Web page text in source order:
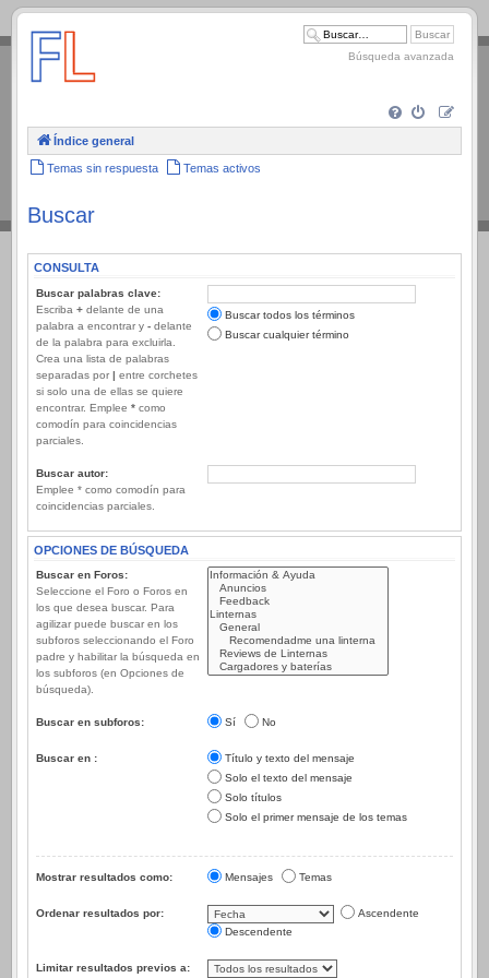
.
Búsqueda avanzada
Índice general
Temas sin respuesta Temas activos
Buscar
CONSULTA
Buscar palabras clave:
Escriba + delante de una
palabra a encontrar y - delante
de la palabra para excluirla.
Crea una lista de palabras
separadas por | entre corchetes
si solo una de ellas se quiere
encontrar. Emplee * como
comodín para coincidencias
parciales.
Buscar todos los términos
Buscar cualquier término
Buscar autor:
Emplee * como comodín para
coincidencias parciales.
OPCIONES DE BÚSQUEDA
Buscar en Foros:
Seleccione el Foro o Foros en
los que desea buscar. Para
agilizar puede buscar en los
subforos seleccionando el Foro
padre y habilitar la búsqueda en
los subforos (en Opciones de
búsqueda).
Buscar en subforos: Sí No
Buscar en :
Título y texto del mensaje
Solo el texto del mensaje
Solo títulos
Solo el primer mensaje de los temas
Mostrar resultados como: Mensajes Temas
Ordenar resultados por:
Ascendente
Descendente
Limitar resultados previos a: